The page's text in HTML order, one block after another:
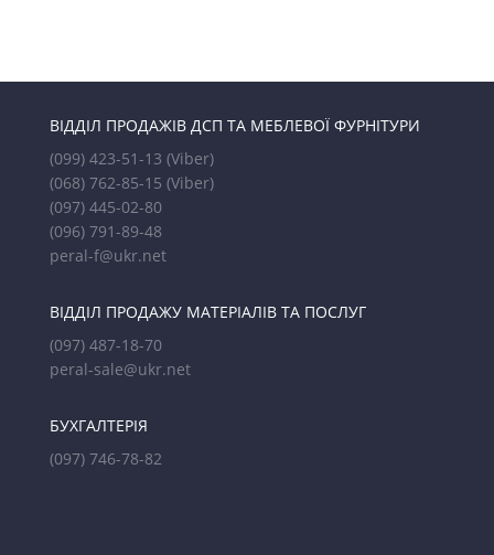
ВІДДІЛ ПРОДАЖІВ ДСП ТА МЕБЛЕВОЇ ФУРНІТУРИ
(099) 423-51-13 (Viber)
(068) 762-85-15 (Viber)
(097) 445-02-80
(096) 791-89-48
peral-f@ukr.net
ВІДДІЛ ПРОДАЖУ МАТЕРІАЛІВ ТА ПОСЛУГ
(097) 487-18-70
peral-sale@ukr.net
БУХГАЛТЕРІЯ
(097) 746-78-82